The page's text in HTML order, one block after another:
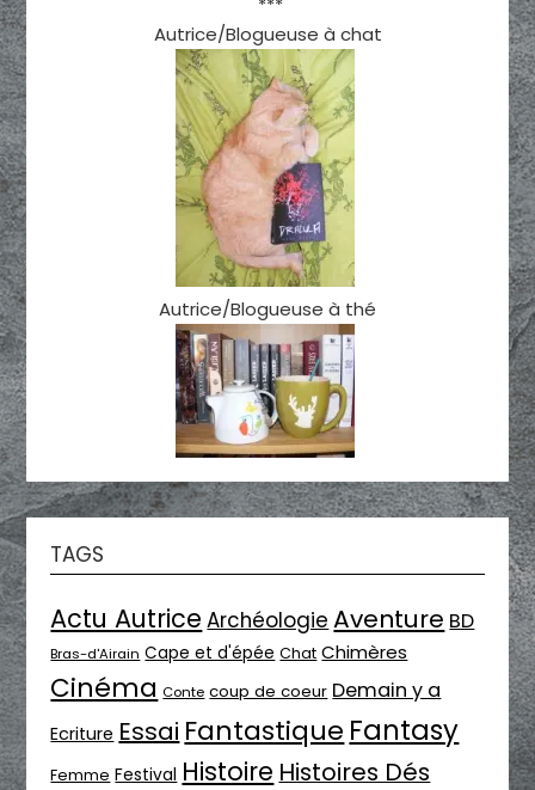
***
Autrice/Blogueuse à chat
Autrice/Blogueuse à thé
TAGS
Actu Autrice Archéologie Aventure BD
Bras-d'Airain Cape et d'épée Chat Chimères
Cinéma Conte coup de coeur Demain y a
Ecriture Essai Fantastique Fantasy
Femme Festival Histoire Histoires Dés